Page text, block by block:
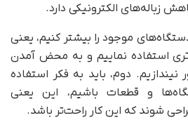
زباله‌های الکترونیکی دارد.
موجود را بیشتر کنیم، یعنی
استفاده نماییم و به محض آمدن
دوم، باید به فکر استفاده
و قطعات باشیم، این یعنی
شوند که این کار راحت‌تر باشد.